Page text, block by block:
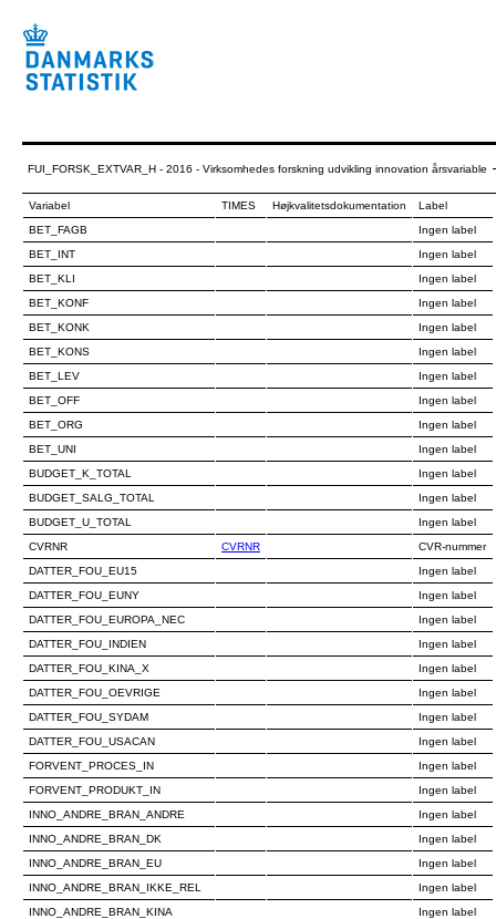
FUI_FORSK_EXTVAR_H - 2016 - Virksomhedes forskning udvikling innovation årsvariable
Variabel TIMES Højkvalitetsdokumentation
Label
BET_FAGB
Ingen label
BET_INT
Ingen label
BET_KLI
Ingen label
BET_KONF
Ingen label
BET_KONK
Ingen label
BET_KONS
Ingen label
BET_LEV
Ingen label
BET_OFF
Ingen label
BET_ORG
Ingen label
BET_UNI
Ingen label
BUDGET_K_TOTAL
Ingen label
BUDGET_SALG_TOTAL
Ingen label
BUDGET_U_TOTAL
Ingen label
CVRNR
CVRNR
CVR-nummer
DATTER_FOU_EU15
Ingen label
DATTER_FOU_EUNY
Ingen label
DATTER_FOU_EUROPA_NEC
Ingen label
DATTER_FOU_INDIEN
Ingen label
DATTER_FOU_KINA_X
Ingen label
DATTER_FOU_OEVRIGE
Ingen label
DATTER_FOU_SYDAM
Ingen label
DATTER_FOU_USACAN
Ingen label
FORVENT_PROCES_IN
Ingen label
FORVENT_PRODUKT_IN
Ingen label
INNO_ANDRE_BRAN_ANDRE
Ingen label
INNO_ANDRE_BRAN_DK
Ingen label
INNO_ANDRE_BRAN_EU
Ingen label
INNO_ANDRE_BRAN_IKKE_REL
Ingen label
INNO_ANDRE_BRAN_KINA
Ingen label